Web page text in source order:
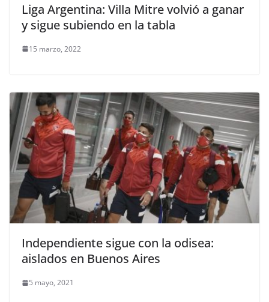
Liga Argentina: Villa Mitre volvió a ganar
y sigue subiendo en la tabla
15 marzo, 2022
Independiente sigue con la odisea:
aislados en Buenos Aires
5 mayo, 2021